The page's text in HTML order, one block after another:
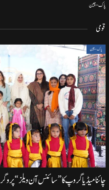
پاک-چین
قومی
پاک-چین
چائنا میڈیا گروپ کا ”سائنس آن ویلز“